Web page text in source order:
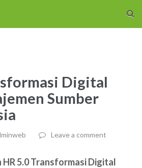
Digital
Sumber
Leave a comment
5.0 Transformasi Digital